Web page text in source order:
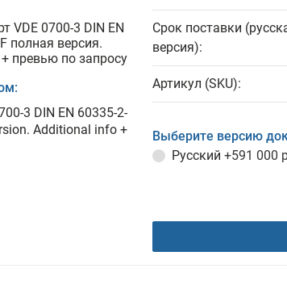
VDE 0700-3 DIN EN
полная версия.
превью по запросу
3 DIN EN 60335-2-
Additional info +
Срок поставки
версия):
Артикул (SKU):
Выберите версию
Русский +591 000